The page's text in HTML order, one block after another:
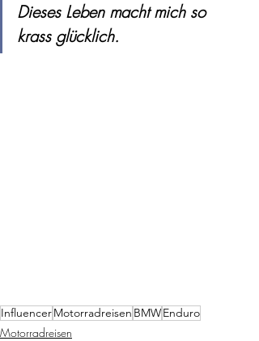
Dieses Leben macht mich so
krass glücklich.
InfluencerMotorradreisen BMWEnduro
Motorradreisen